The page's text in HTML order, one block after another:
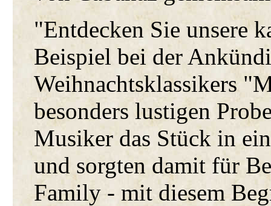
"Entdecken Sie unsere
Beispiel bei der
Weihnachtsklassikers
besonders lustigen
Musiker das Stück in
und sorgten damit für
Family - mit diesem